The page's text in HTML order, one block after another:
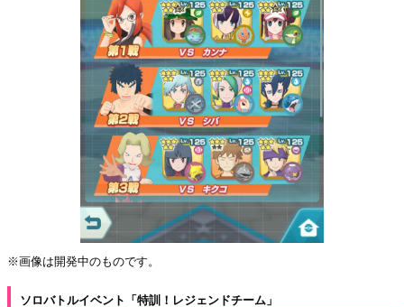
※画像は開発中のものです。
ソロバトルイベント「特訓！レジェンドチーム」